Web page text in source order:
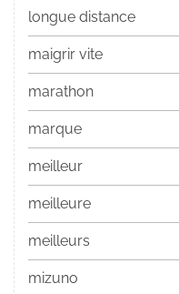
longue distance
maigrir vite
marathon
marque
meilleur
meilleure
meilleurs
mizuno